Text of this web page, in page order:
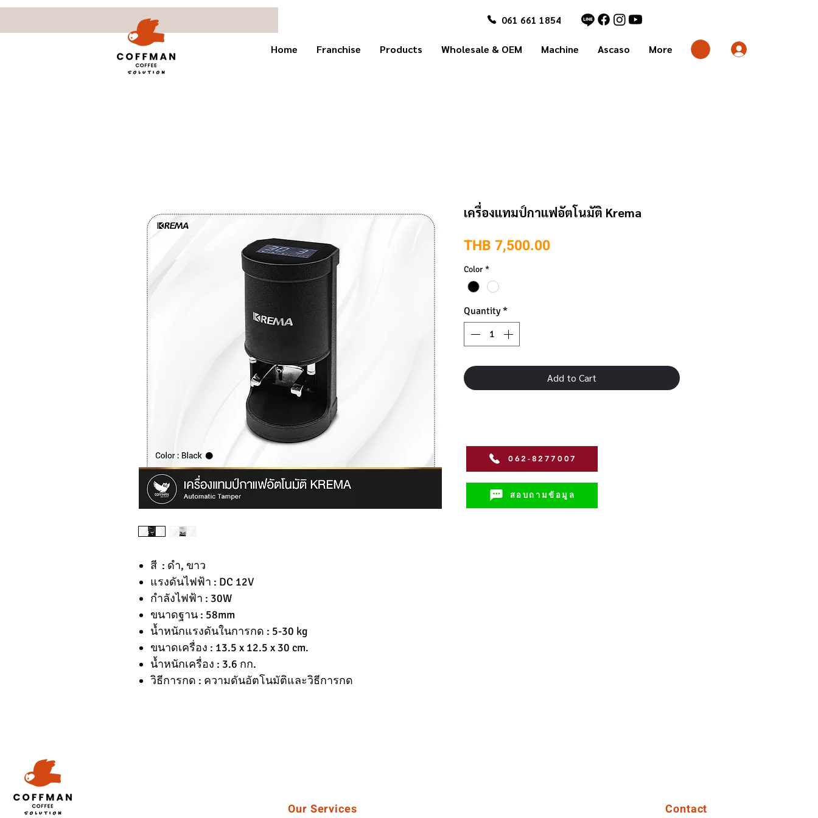
061 661 1854
Home Franchise Products Wholesale & OEM Machine Ascaso More
สี : ดำ, ขาว
แรงดันไฟฟ้า : DC 12V
กำลังไฟฟ้า : 30W
ขนาดฐาน : 58mm
น้ำหนักแรงดันในการกด : 5-30 kg
ขนาดเครื่อง : 13.5 x 12.5 x 30 cm.
น้ำหนักเครื่อง : 3.6 กก.
วิธีการกด : ความดันอัตโนมัติและวิธีการกด
เครื่องแทมป์กาแฟอัตโนมัติ Krema
THB 7,500.00Price
Color *
Quantity *
Add to Cart
สอบถามข้อมูล
062-8277007
Our Services Contact